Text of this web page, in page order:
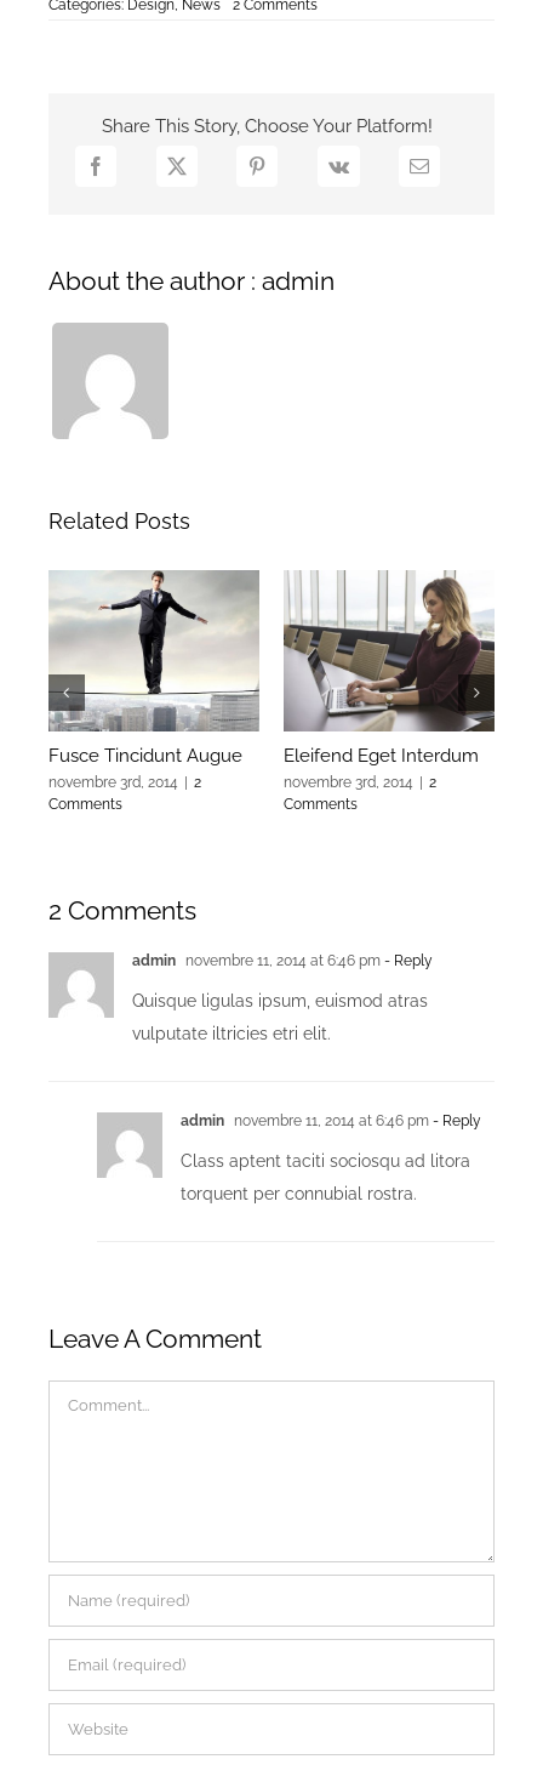
Categories: Design, News 2 Comments
Share This Story, Choose Your Platform!
About the author : admin
Related Posts
Fusce Tincidunt Augue
novembre 3rd, 2014
2
Comments
Eleifend Eget Interdum
novembre 3rd, 2014
2
Comments
2 Comments
admin novembre 11, 2014 at 6:46 pm- Reply
Quisque ligulas ipsum, euismod atras
vulputate iltricies etri elit.
admin novembre 11, 2014 at 6:46 pm- Reply
Class aptent taciti sociosqu ad litora
torquent per connubial rostra.
Leave A Comment